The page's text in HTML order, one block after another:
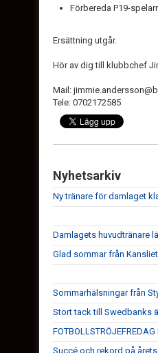
Förbereda P19-
Ersättning utgår.
Hör av dig till klubbchef
Mail:
Tele: 0702172585
Nyhetsarkiv
Ny tränare för damlaget
Damlagets huvudtränare
Glad sommar från Kansliet
Sommarhälsningar från
Stort tack till Swedbanks
Succé och rekord på årets